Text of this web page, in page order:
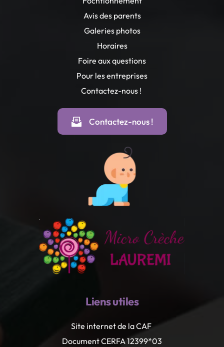
Avis des parents
Galeries photos
Horaires
Foire aux questions
Pour les entreprises
Contactez-nous !
Contactez-nous !
Liens utiles
Site internet de la CAF
Document CERFA 12399*03